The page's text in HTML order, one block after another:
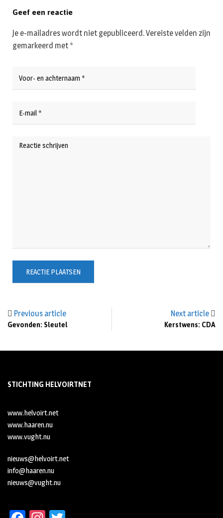
Previous article
Gevonden: Sleutel
Next article
Kerstwens: CDA
Geef een reactie
Je e-mailadres wordt niet gepubliceerd.Vereiste velden zijn
gemarkeerd met *
STICHTING HELVOIRTNET
www.helvoirt.net
www.haaren.nu
www.vught.nu
nieuws@helvoirt.net
info@haaren.nu
nieuws@vught.nu